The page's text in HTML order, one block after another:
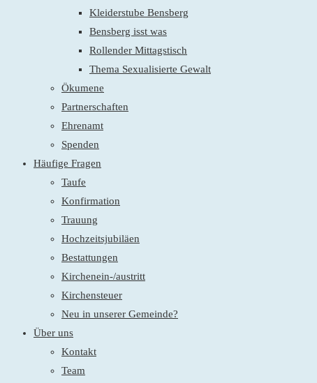
Kleiderstube Bensberg
Bensberg isst was
Rollender Mittagstisch
Thema Sexualisierte Gewalt
Ökumene
Partnerschaften
Ehrenamt
Spenden
Häufige Fragen
Taufe
Konfirmation
Trauung
Hochzeitsjubiläen
Bestattungen
Kirchenein-/austritt
Kirchensteuer
Neu in unserer Gemeinde?
Über uns
Kontakt
Team